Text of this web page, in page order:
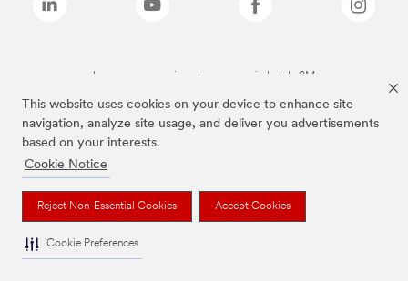
This website uses cookies on your device to enhance site
navigation, analyze site usage, and deliver you advertisements
based on your interests.
Cookie Notice
Reject Non-Essential Cookies Accept Cookies
Cookie Preferences
Las marcas mencionadas son propiedad de 3M